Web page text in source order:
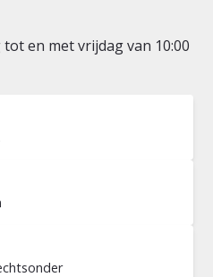
en met vrijdag van 10:00